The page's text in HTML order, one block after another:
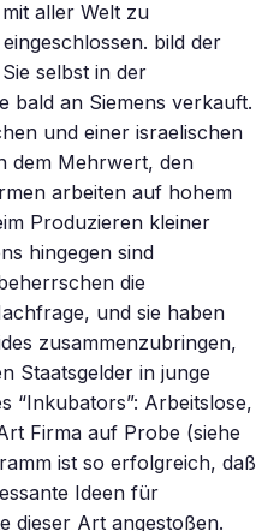
aller Welt zu
bild der
selbst in der
bald an Siemens verkauft.
und einer israelischen
dem Mehrwert, den
arbeiten auf hohem
Produzieren kleiner
hingegen sind
die
und sie haben
zusammenzubringen,
Staatsgelder in junge
“Inkubators”: Arbeitslose,
Firma auf Probe (siehe
ist so erfolgreich, daß
Ideen für
dieser Art angestoßen.